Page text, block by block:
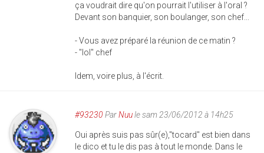
ça voudrait dire qu'on pourrait l'utiliser à l'oral ?
Devant son banquier, son boulanger, son chef...
- Vous avez préparé la réunion de ce matin ?
- "lol" chef
Idem, voire plus, à l'écrit.
#93230 ParNuule sam 23/06/2012 à 14h25
Oui après suis pas sûr(e),"tocard" est bien dans
le dico et tu le dis pas à tout le monde. Dans le